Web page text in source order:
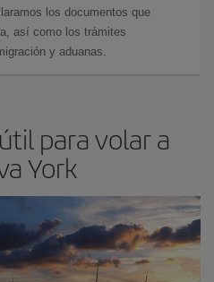
los documentos que
así como los trámites
y aduanas.
para volar a
York